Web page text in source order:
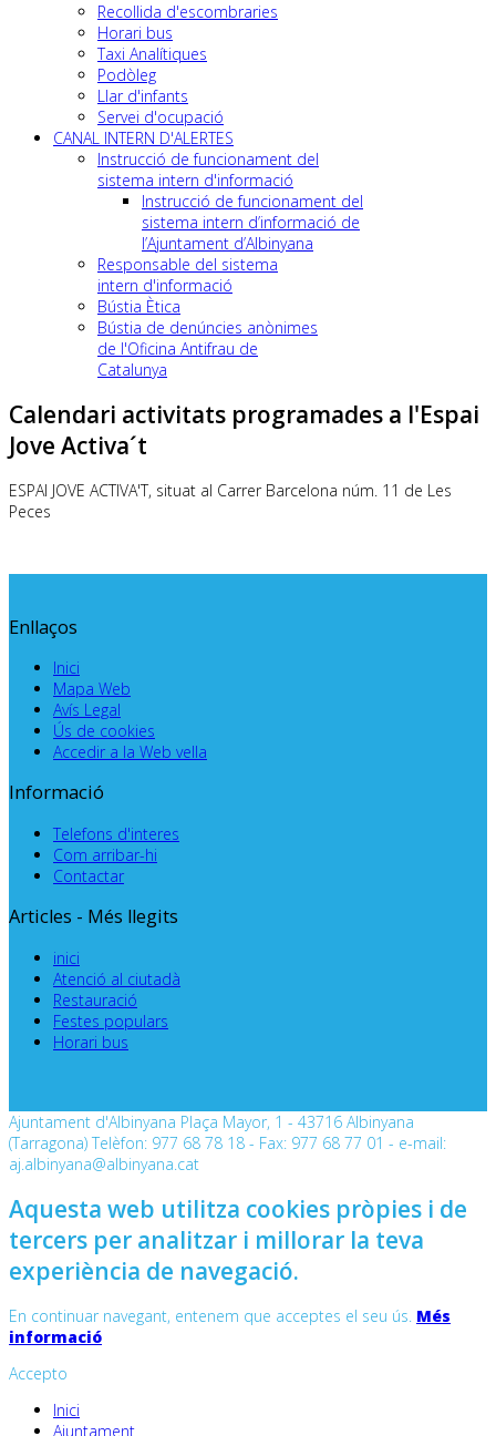
Recollida d'escombraries
Horari bus
Taxi Analítiques
Podòleg
Llar d'infants
Servei d'ocupació
CANAL INTERN D'ALERTES
Instrucció de funcionament del
sistema intern d'informació
Instrucció de funcionament del
sistema intern d’informació de
l’Ajuntament d’Albinyana
Responsable del sistema
intern d'informació
Bústia Ètica
Bústia de denúncies anònimes
de l'Oficina Antifrau de
Catalunya
Calendari activitats programades a l'Espai
Jove Activa´t
ESPAI JOVE ACTIVA'T, situat al Carrer Barcelona núm. 11 de Les
Peces
Enllaços
Inici
Mapa Web
Avís Legal
Ús de cookies
Accedir a la Web vella
Informació
Telefons d'interes
Com arribar-hi
Contactar
Articles - Més llegits
inici
Atenció al ciutadà
Restauració
Festes populars
Horari bus
Ajuntament d'Albinyana Plaça Mayor, 1 - 43716 Albinyana
(Tarragona) Telèfon: 977 68 78 18 - Fax: 977 68 77 01 - e-mail:
aj.albinyana@albinyana.cat
Aquesta web utilitza cookies pròpies i de
tercers per analitzar i millorar la teva
experiència de navegació.
En continuar navegant, entenem que acceptes el seu ús. Més
informació
Accepto
Inici
Ajuntament